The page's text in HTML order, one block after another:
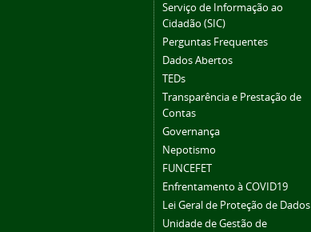
Serviço de Informação ao
Cidadão (SIC)
Perguntas Frequentes
Dados Abertos
TEDs
Transparência e Prestação de
Contas
Governança
Nepotismo
FUNCEFET
Enfrentamento à COVID19
Lei Geral de Proteção de Dados
Unidade de Gestão de